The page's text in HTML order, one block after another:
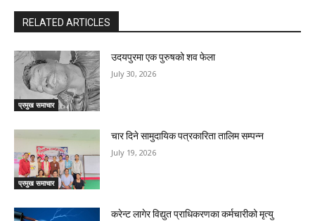
RELATED ARTICLES
प्रमुख समाचार
उदयपुरमा एक पुरुषको शव फेला
July 30, 2026
प्रमुख समाचार
चार दिने सामुदायिक पत्रकारिता तालिम सम्पन्न
July 19, 2026
करेन्ट लागेर विद्युत प्राधिकरणका कर्मचारीको मृत्यु